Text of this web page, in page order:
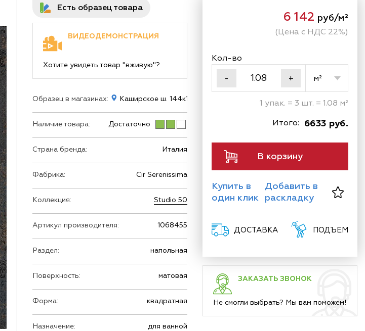
Есть образец товара
ВИДЕОДЕМОНСТРАЦИЯ
Хотите увидеть товар "вживую"?
Образец в магазинах: Каширское ш. 144к1
Наличие товара: Достаточно
Страна бренда: Италия
Фабрика: Cir Serenissima
Коллекция: Studio 50
Артикул производителя: 1068455
Раздел: напольная
Поверхность: матовая
Форма: квадратная
Назначение: для ванной
6 142 руб/м²
(Цена с НДС 22%)
Кол-во
-
+ м²
1 упак. = 3 шт. = 1.08 м²
6633 руб.
Итого:
В корзину
Купить в
один клик
Добавить в
раскладку
ДОСТАВКА ПОДЪЕМ
ЗАКАЗАТЬ ЗВОНОК
Не смогли выбрать? Мы вам поможем!